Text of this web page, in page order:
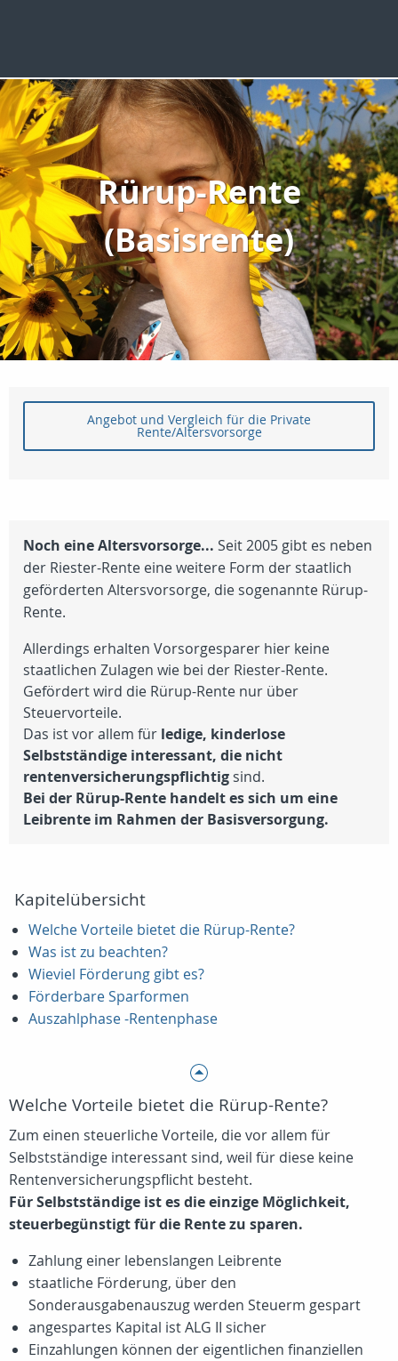
Rürup-Rente
(Basisrente)
Angebot und Vergleich für die Private
Rente/Altersvorsorge
Noch eine Altersvorsorge... Seit 2005 gibt es neben
der Riester-Rente eine weitere Form der staatlich
geförderten Altersvorsorge, die sogenannte Rürup-
Rente.
Allerdings erhalten Vorsorgesparer hier keine
staatlichen Zulagen wie bei der Riester-Rente.
Gefördert wird die Rürup-Rente nur über
Steuervorteile.
Das ist vor allem für ledige, kinderlose
Selbstständige interessant, die nicht
rentenversicherungspflichtig sind.
Bei der Rürup-Rente handelt es sich um eine
Leibrente im Rahmen der Basisversorgung.
Kapitelübersicht
Welche Vorteile bietet die Rürup-Rente?
Was ist zu beachten?
Wieviel Förderung gibt es?
Förderbare Sparformen
Auszahlphase -Rentenphase
Welche Vorteile bietet die Rürup-Rente?
Zum einen steuerliche Vorteile, die vor allem für
Selbstständige interessant sind, weil für diese keine
Rentenversicherungspflicht besteht.
Für Selbstständige ist es die einzige Möglichkeit,
steuerbegünstigt für die Rente zu sparen.
Zahlung einer lebenslangen Leibrente
staatliche Förderung, über den
Sonderausgabenauszug werden Steuerm gespart
angespartes Kapital ist ALG II sicher
Einzahlungen können der eigentlichen finanziellen